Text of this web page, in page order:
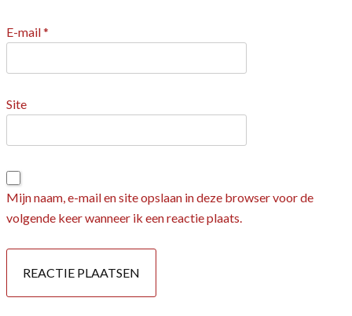
E-mail*
Site
Mijn naam, e-mail en site opslaan in deze browser voor de
volgende keer wanneer ik een reactie plaats.